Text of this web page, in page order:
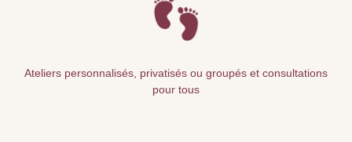
Ateliers personnalisés, privatisés ou groupés et consultations
pour tous